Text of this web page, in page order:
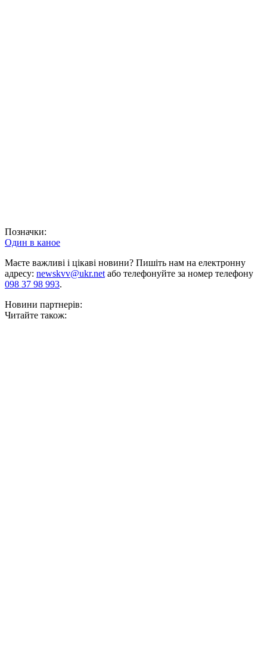
Позначки:
Один в каное
Маєте важливі і цікаві новини? Пишіть нам на електронну
адресу: newskvv@ukr.netабо телефонуйте за номер телефону
098 37 98 993.
Новини партнерів:
Читайте також: